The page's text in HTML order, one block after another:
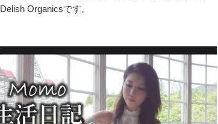
Delish Organicsです。